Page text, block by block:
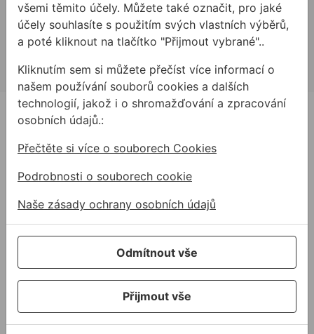
02 623 10 920
allmedia@allmedia.sk
allmediasro (po-ne 7-22 h)
PRODUKTY
Podpora
Řešení
O nás
Kontakty
PODPORA
všemi těmito účely. Můžete také označit, pro jaké
účely souhlasíte s použitím svých vlastních výběrů,
a poté kliknout na tlačítko "Přijmout vybrané"..
Kliknutím sem si můžete přečíst více informací o
našem používání souborů cookies a dalších
technologií, jakož i o shromažďování a zpracování
osobních údajů.:
Přečtěte si více o souborech Cookies
Podrobnosti o souborech cookie
Naše zásady ochrany osobních údajů
Odmítnout vše
Přijmout vše